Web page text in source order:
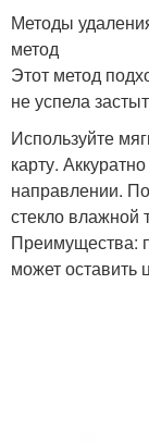
Методы
метод
Этот метод
не успела
Используйте
карту.
направлении.
стекло влажной
Преимущества:
может оставить